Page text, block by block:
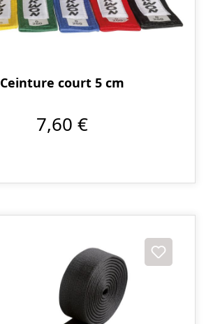
Ceinture court 5 cm
7,60 €